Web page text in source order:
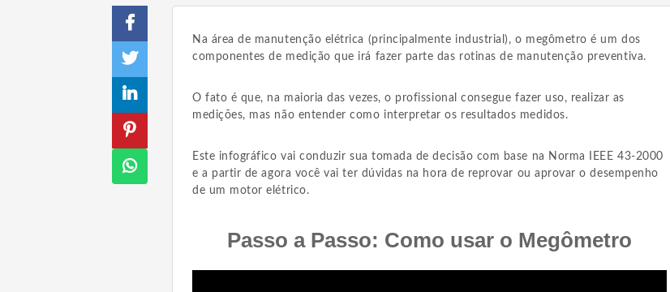
Na área de manutenção elétrica (principalmente industrial), o megômetro é um dos
componentes de medição que irá fazer parte das rotinas de manutenção preventiva.
O fato é que, na maioria das vezes, o profissional consegue fazer uso, realizar as
medições, mas não entender como interpretar os resultados medidos.
Este infográfico vai conduzir sua tomada de decisão com base na Norma IEEE 43-2000
e a partir de agora você vai ter dúvidas na hora de reprovar ou aprovar o desempenho
de um motor elétrico.
Passo a Passo: Como usar o Megômetro